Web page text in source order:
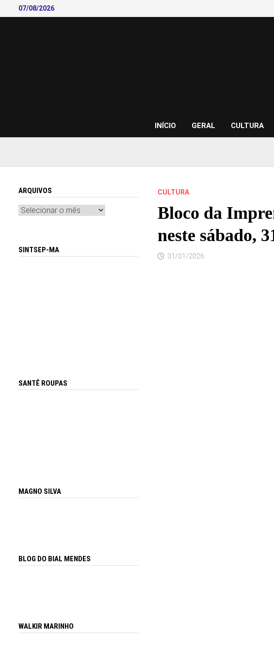
to
07/08/2026
INÍCIO GERAL CULTURA
CULTURA
Bloco da
neste sábado,
31/01/2026
ARQUIVOS
Arquivos
SINTSEP-MA
SANTÊ ROUPAS
MAGNO SILVA
BLOG DO BIAL MENDES
WALKIR MARINHO